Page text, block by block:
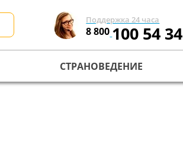
Поддержка 24 часа
8 800100 54 34
СТРАНОВЕДЕНИЕ